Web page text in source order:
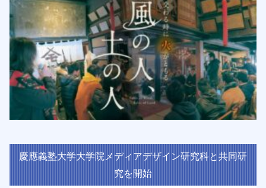
慶應義塾大学大学院メディアデザイン研究科と共同研
究を開始